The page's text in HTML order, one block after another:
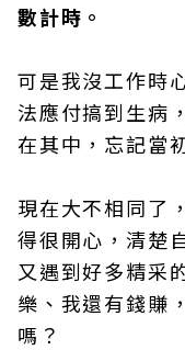
數計時。
可是我沒工作時
法應付搞到生病
在其中，忘記當
現在大不相同了
得很開心，清楚
又遇到好多精采
樂、我還有錢賺
嗎？